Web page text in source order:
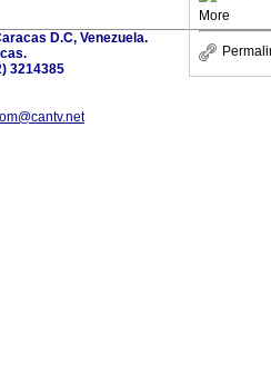
More
D.C, Venezuela.
3214385